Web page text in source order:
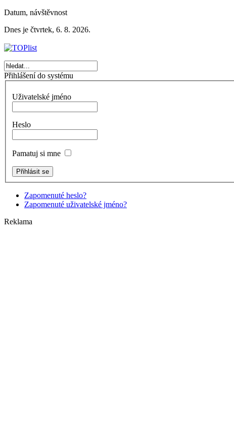
Datum, návštěvnost
Dnes je čtvrtek, 6. 8. 2026.
Přihlášení do systému
Uživatelské jméno
Heslo
Pamatuj si mne
Zapomenuté heslo?
Zapomenuté uživatelské jméno?
Reklama